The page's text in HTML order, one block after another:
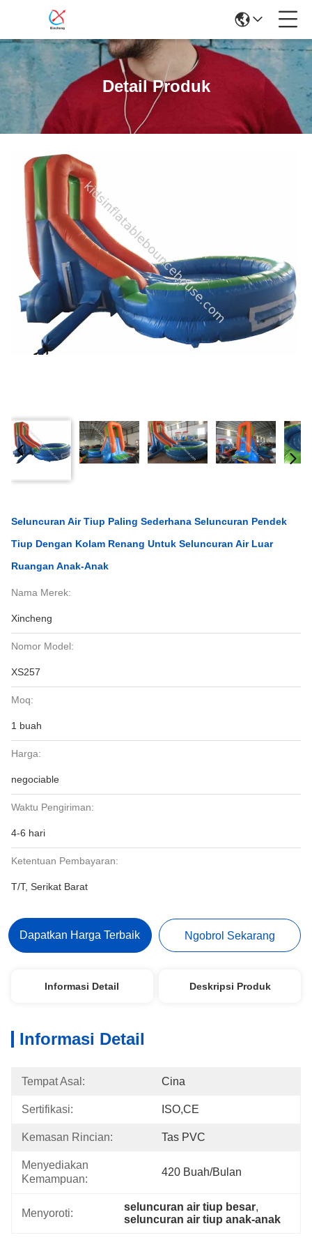
Detail Produk
Seluncuran Air Tiup Paling Sederhana Seluncuran Pendek
Tiup Dengan Kolam Renang Untuk Seluncuran Air Luar
Ruangan Anak-Anak
Nama Merek:
Xincheng
Nomor Model:
XS257
Moq:
1 buah
Harga:
negociable
Waktu Pengiriman:
4-6 hari
Ketentuan Pembayaran:
T/T, Serikat Barat
Dapatkan Harga Terbaik Ngobrol Sekarang
Informasi Detail Deskripsi Produk
Informasi Detail
Tempat Asal: Cina
Sertifikasi: ISO,CE
Kemasan Rincian: Tas PVC
Menyediakan
Kemampuan:
420 Buah/bulan
Menyoroti:
seluncuran air tiup besar,
seluncuran air tiup anak-anak